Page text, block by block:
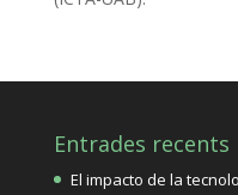
Entrades recents
El impacto de la